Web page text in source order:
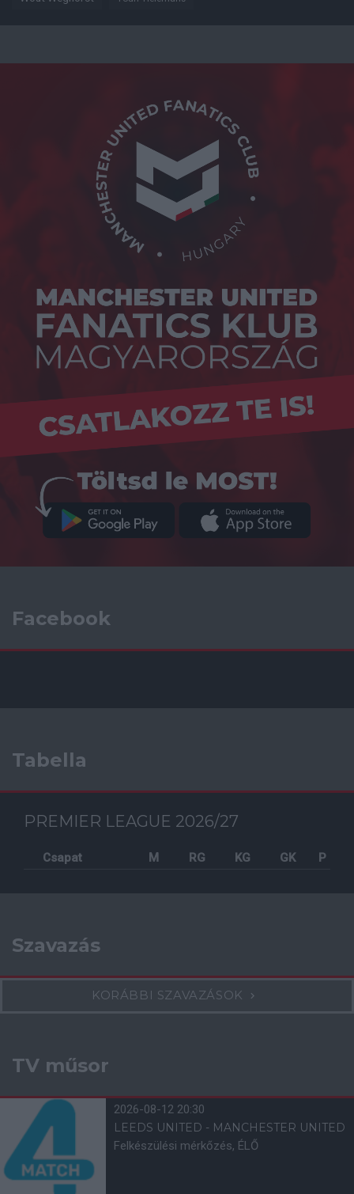
Facebook
Tabella
PREMIER LEAGUE 2026/27
Csapat M RG KG GK P
Szavazás
KORÁBBI SZAVAZÁSOK
TV műsor
2026-08-12 20:30
LEEDS UNITED - MANCHESTER UNITED
Felkészülési mérkőzés, ÉLŐ